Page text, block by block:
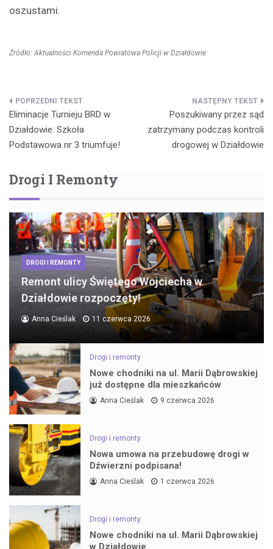
oszustami.
Źródło: Aktualności Komenda Powiatowa Policji w Działdowie
Nawigacja
wpisu
Eliminacje Turnieju BRD w
Działdowie: Szkoła
Podstawowa nr 3 triumfuje!
Poszukiwany przez sąd
zatrzymany podczas kontroli
drogowej w Działdowie
Drogi I Remonty
DROGI I REMONTY
Remont ulicy Świętego Wojciecha w
Działdowie rozpoczęty!
Anna Cieślak 11 czerwca 2026
Drogi i remonty
Nowe chodniki na ul. Marii Dąbrowskiej
już dostępne dla mieszkańców
Anna Cieślak 9 czerwca 2026
Drogi i remonty
Nowa umowa na przebudowę drogi w
Dźwierzni podpisana!
Anna Cieślak 1 czerwca 2026
Drogi i remonty
Nowe chodniki na ul. Marii Dąbrowskiej